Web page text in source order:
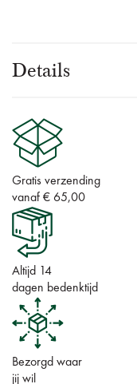
Details
Gratis verzending
vanaf € 65,00
Altijd 14
dagen bedenktijd
Bezorgd waar
jij wil